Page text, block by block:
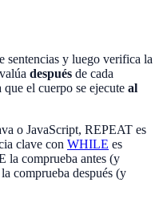
sentencias y luego verifica la
después de cada
el cuerpo se ejecute al
o JavaScript, REPEAT es
clave con WHILE es
la comprueba antes (y
comprueba después (y